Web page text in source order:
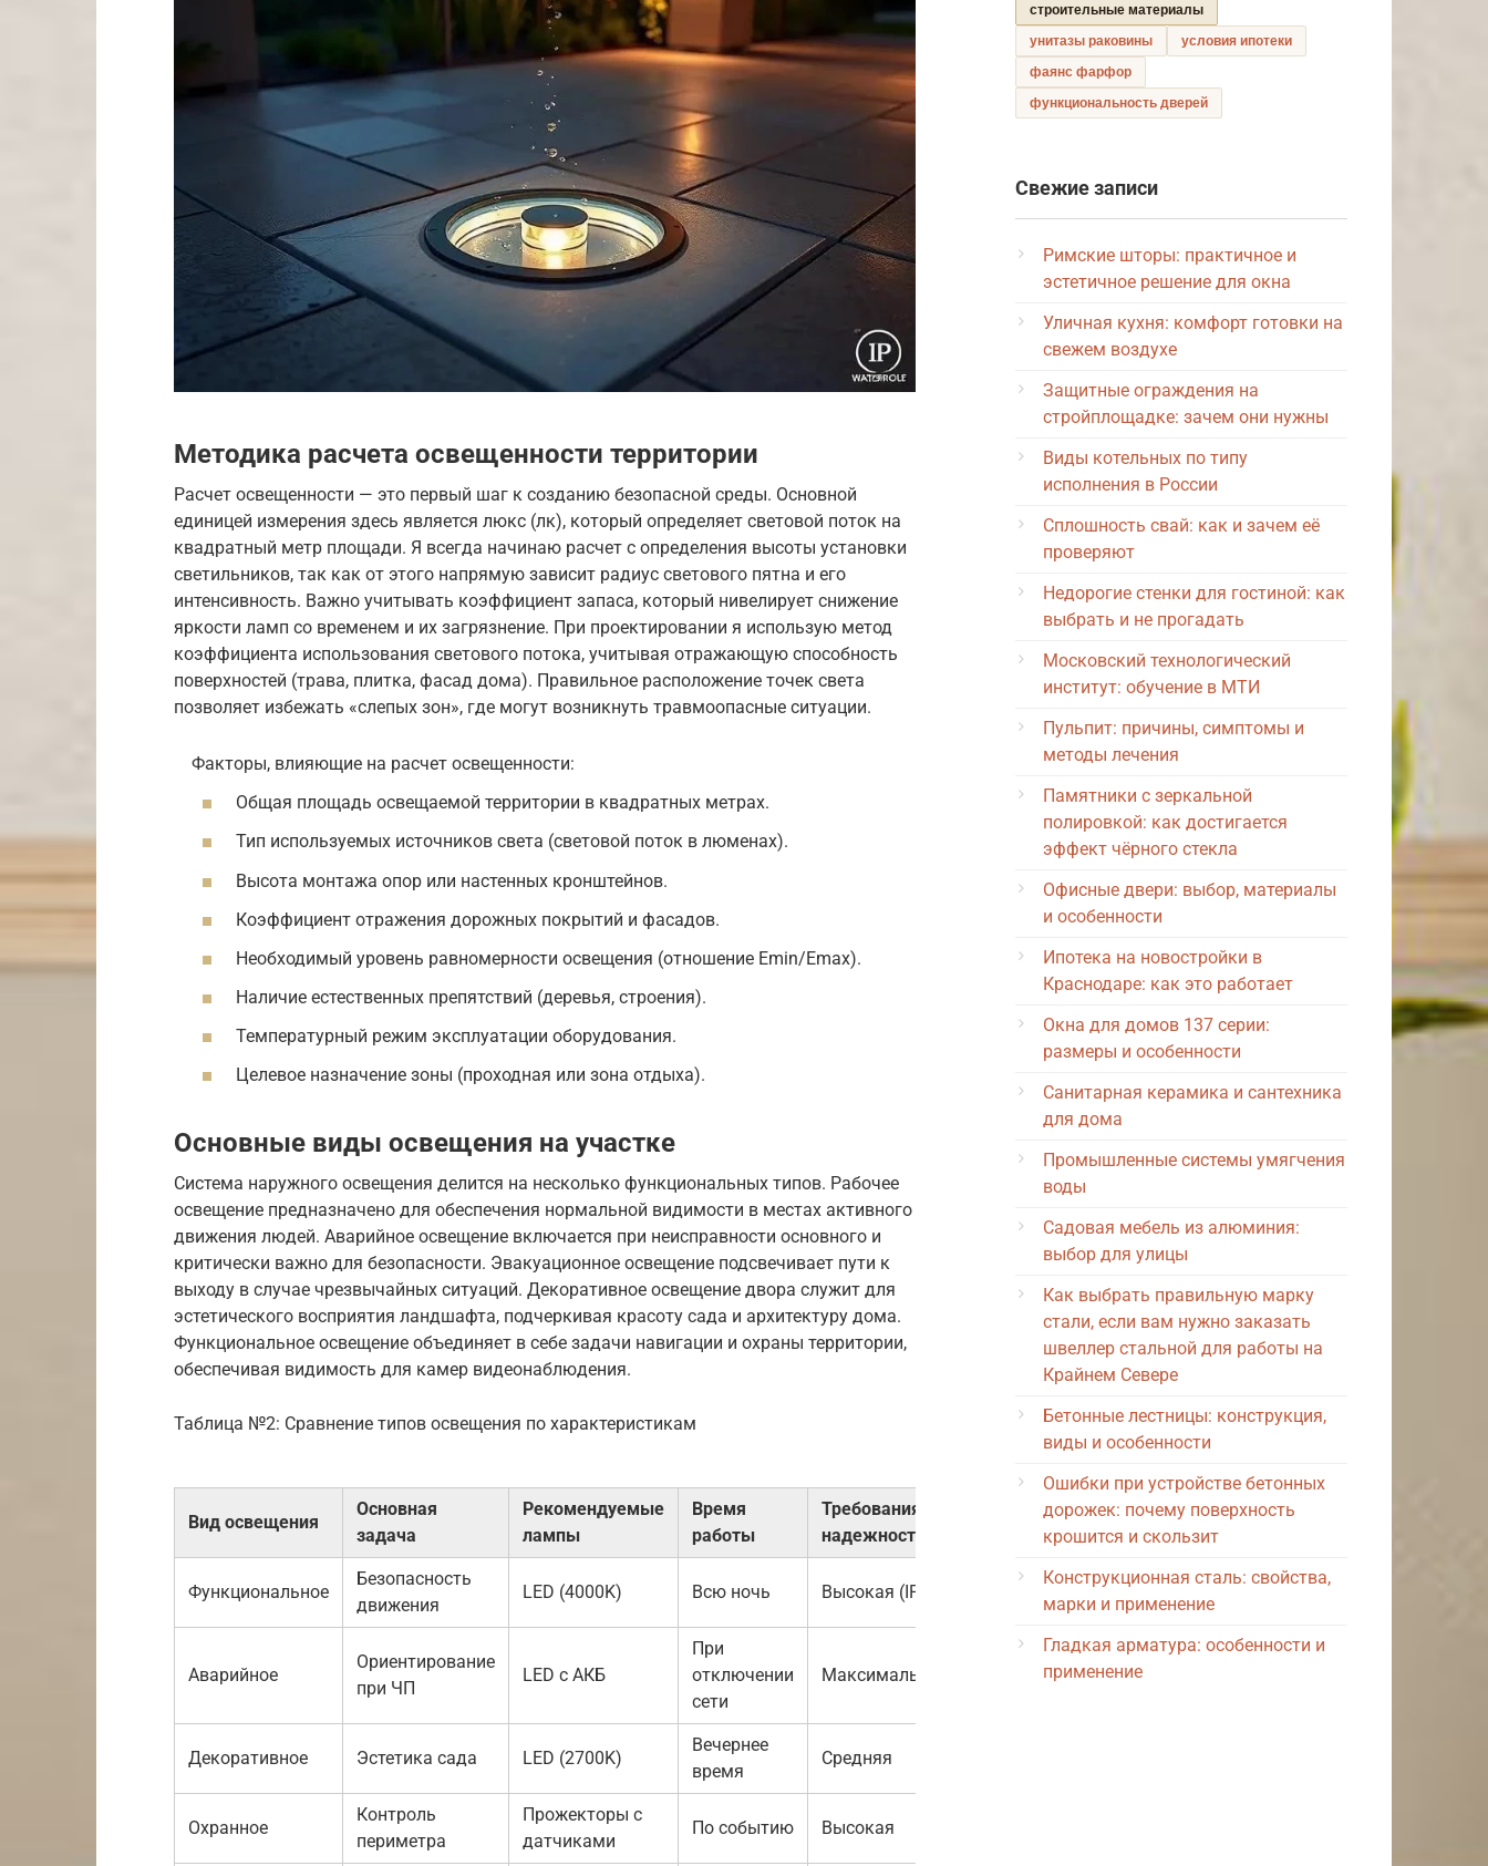
Методика расчета освещенности территории
Расчет освещенности — это первый шаг к созданию безопасной среды. Основной
единицей измерения здесь является люкс (лк), который определяет световой поток на
квадратный метр площади. Я всегда начинаю расчет с определения высоты установки
светильников, так как от этого напрямую зависит радиус светового пятна и его
интенсивность. Важно учитывать коэффициент запаса, который нивелирует снижение
яркости ламп со временем и их загрязнение. При проектировании я использую метод
коэффициента использования светового потока, учитывая отражающую способность
поверхностей (трава, плитка, фасад дома). Правильное расположение точек света
позволяет избежать «слепых зон», где могут возникнуть травмоопасные ситуации.
Факторы, влияющие на расчет освещенности:
Общая площадь освещаемой территории в квадратных метрах.
Тип используемых источников света (световой поток в люменах).
Высота монтажа опор или настенных кронштейнов.
Коэффициент отражения дорожных покрытий и фасадов.
Необходимый уровень равномерности освещения (отношение Emin/Emax).
Наличие естественных препятствий (деревья, строения).
Температурный режим эксплуатации оборудования.
Целевое назначение зоны (проходная или зона отдыха).
Основные виды освещения на участке
Система наружного освещения делится на несколько функциональных типов. Рабочее
освещение предназначено для обеспечения нормальной видимости в местах активного
движения людей. Аварийное освещение включается при неисправности основного и
критически важно для безопасности. Эвакуационное освещение подсвечивает пути к
выходу в случае чрезвычайных ситуаций. Декоративное освещение двора служит для
эстетического восприятия ландшафта, подчеркивая красоту сада и архитектуру дома.
Функциональное освещение объединяет в себе задачи навигации и охраны территории,
обеспечивая видимость для камер видеонаблюдения.
Таблица №2: Сравнение типов освещения по характеристикам
Вид освещения
Основная
задача
Рекомендуемые
лампы
Время
работы
Требования к
надежности
Функциональное
Безопасность
движения
LED (4000K) Всю ночь Высокая (IP65)
Аварийное
Ориентирование
при ЧП
LED с АКБ
При
отключении
сети
Максимальная
Декоративное Эстетика сада LED (2700K)
Вечернее
время
Средняя
Охранное
Контроль
периметра
Прожекторы с
датчиками
По событию Высокая
строительные материалы
унитазы раковины
условия ипотеки
фаянс фарфор
функциональность дверей
Свежие записи
Римские шторы: практичное и
эстетичное решение для окна
Уличная кухня: комфорт готовки на
свежем воздухе
Защитные ограждения на
стройплощадке: зачем они нужны
Виды котельных по типу
исполнения в России
Сплошность свай: как и зачем её
проверяют
Недорогие стенки для гостиной: как
выбрать и не прогадать
Московский технологический
институт: обучение в МТИ
Пульпит: причины, симптомы и
методы лечения
Памятники с зеркальной
полировкой: как достигается
эффект чёрного стекла
Офисные двери: выбор, материалы
и особенности
Ипотека на новостройки в
Краснодаре: как это работает
Окна для домов 137 серии:
размеры и особенности
Санитарная керамика и сантехника
для дома
Промышленные системы умягчения
воды
Садовая мебель из алюминия:
выбор для улицы
Как выбрать правильную марку
стали, если вам нужно заказать
швеллер стальной для работы на
Крайнем Севере
Бетонные лестницы: конструкция,
виды и особенности
Ошибки при устройстве бетонных
дорожек: почему поверхность
крошится и скользит
Конструкционная сталь: свойства,
марки и применение
Гладкая арматура: особенности и
применение